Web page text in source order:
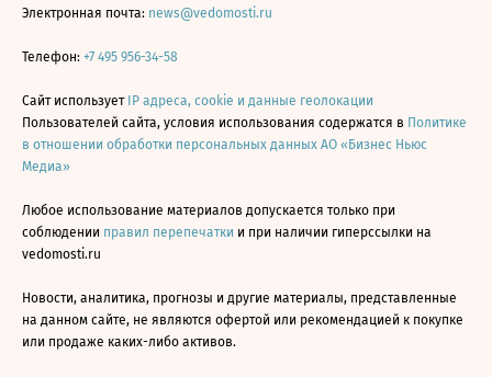
Электронная почта: news@vedomosti.ru
Телефон: +7 495 956-34-58
Сайт использует IP адреса, cookie и данные геолокации
Пользователей сайта, условия использования содержатся в Политике
в отношении обработки персональных данных АО «Бизнес Ньюс
Медиа»
Любое использование материалов допускается только при
соблюдении правил перепечатки и при наличии гиперссылки на
vedomosti.ru
Новости, аналитика, прогнозы и другие материалы, представленные
на данном сайте, не являются офертой или рекомендацией к покупке
или продаже каких-либо активов.